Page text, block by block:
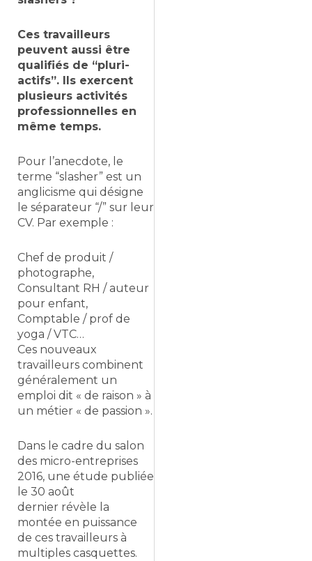
Ces travailleurs
peuvent aussi être
qualifiés de “pluri-
actifs”. Ils exercent
plusieurs activités
professionnelles en
même temps.
Pour l’anecdote, le
terme “slasher” est un
anglicisme qui désigne
le séparateur “/” sur leur
CV. Par exemple :
Chef de produit /
photographe,
Consultant RH / auteur
pour enfant,
Comptable / prof de
yoga / VTC…
Ces nouveaux
travailleurs combinent
généralement un
emploi dit « de raison » à
un métier « de passion ».
Dans le cadre du salon
des micro-entreprises
2016, une étude publiée
le 30 août
dernier révèle la
montée en puissance
de ces travailleurs à
multiples casquettes.